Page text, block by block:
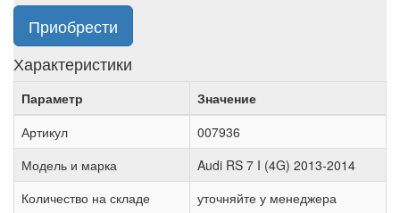
Приобрести
Характеристики
Параметр
Значение
Артикул
007936
Модель и марка
Audi RS 7 I (4G) 2013-2014
Количество на складе
уточняйте у менеджера